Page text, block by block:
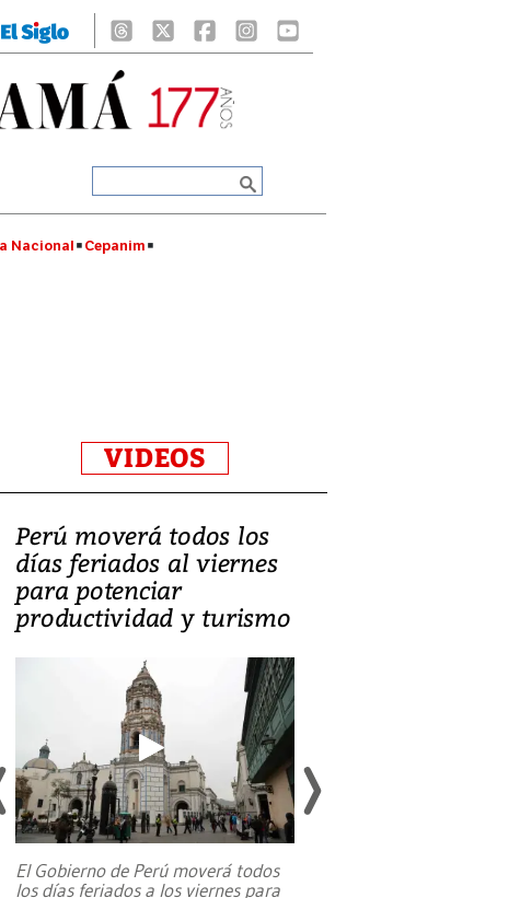
Nacional Cepanim
VIDEOS
Perú moverá todos los
días feriados al viernes
para potenciar
productividad y turismo
El Gobierno de Perú moverá todos
los días feriados a los viernes para